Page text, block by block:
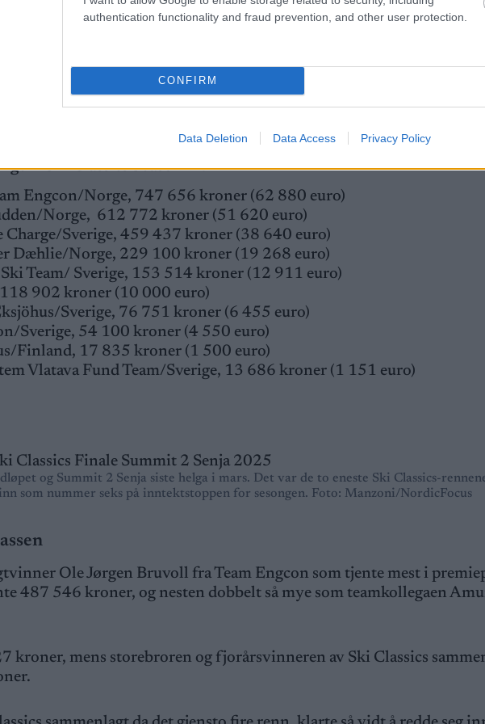
authentication functionality and fraud prevention, and other user protection.
CONFIRM
Data Deletion Data Access Privacy Policy
de to siste rennene i Ski Classics og verken tilhører noe profflag eller
på inntektstoppen for sesongen. På to dager i Troms gikk den
I tillegg tjente hun 943 378 i premiepenger på verdenscupen i
fra VM i Trondheim.
i premiepenger i verdenscupen
i Ski Classics Season XVI
Engcon/Norge, 747 656 kroner (62 880 euro)
Norge, 612 772 kroner (51 620 euro)
Charge/Sverige, 459 437 kroner (38 640 euro)
Dæhlie/Norge, 229 100 kroner (19 268 euro)
Team/ Sverige, 153 514 kroner (12 911 euro)
902 kroner (10 000 euro)
Sverige, 76 751 kroner (6 455 euro)
Sverige, 54 100 kroner (4 550 euro)
Finland, 17 835 kroner (1 500 euro)
Vlatava Fund Team/Sverige, 13 686 kroner (1 151 euro)
og Summit 2 Senja siste helga i mars. Det var de to eneste Ski Classics-
som nummer seks på inntektstoppen for sesongen. Foto: Manzoni/NordicFocus
Ole Jørgen Bruvoll fra Team Engcon som tjente mest i
487 546 kroner, og nesten dobbelt så mye som teamkollegaen
mens storebroren og fjorårsvinneren av Ski Classics